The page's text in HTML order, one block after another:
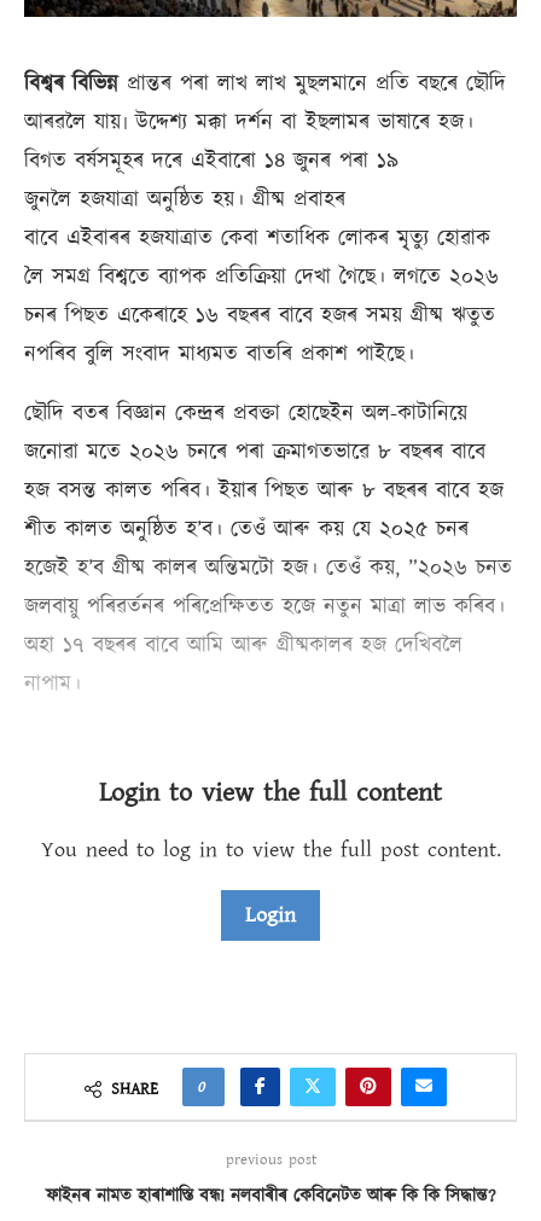
বিশ্বৰ বিভিন্নপ্ৰান্তৰ পৰা লাখ লাখ মুছলমানে প্ৰতি বছৰে ছৌদি
আৰৱলৈ যায়৷ উদ্দেশ্য মক্কা দৰ্শন বা ইছলামৰ ভাষাৰে হজ।
বিগত বৰ্ষসমূহৰ দৰে এইবাৰো ১৪ জুনৰ পৰা ১৯
জুনলৈ হজযাত্ৰা অনুষ্ঠিত হয়। গ্ৰীষ্ম প্ৰবাহৰ
বাবে এইবাৰৰ হজযাত্ৰাত কেবা শতাধিক লোকৰ মৃ্ত্যু হোৱাক
লৈ সমগ্ৰ বিশ্বতে ব্যাপক প্ৰতিক্ৰিয়া দেখা গৈছে। লগতে ২০২৬
চনৰ পিছত একেৰাহে ১৬ বছৰৰ বাবে হজৰ সময় গ্ৰীষ্ম ঋতুত
নপৰিব বুলি সংবাদ মাধ্যমত বাতৰি প্ৰকাশ পাইছে।
ছৌদি বতৰ বিজ্ঞান কেন্দ্ৰৰ প্ৰবক্তা হোছেইন অল-কাটানিয়ে
জনোৱা মতে ২০২৬ চনৰে পৰা ক্ৰমাগতভাৱে ৮ বছৰৰ বাবে
হজ বসন্ত কালত পৰিব। ইয়াৰ পিছত আৰু ৮ বছৰৰ বাবে হজ
শীত কালত অনুষ্ঠিত হ’ব। তেওঁ আৰু কয় যে ২০২৫ চনৰ
হজেই হ’ব গ্ৰীষ্ম কালৰ অন্তিমটো হজ। তেওঁ কয়, ”২০২৬ চনত
জলবায়ু পৰিৱৰ্তনৰ পৰিপ্ৰেক্ষিতত হজে নতুন মাত্ৰা লাভ কৰিব।
অহা ১৭ বছৰৰ বাবে আমি আৰু গ্ৰীষ্মকালৰ হজ দেখিবলৈ
নাপাম।
Login to view the full content
You need to log in to view the full post content.
Login
SHARE 0
previous post
ফাইনৰ নামত হাৰাশাস্তি বন্ধ! নলবাৰীৰ কেবিনেটত আৰু কি কি সিদ্ধান্ত?